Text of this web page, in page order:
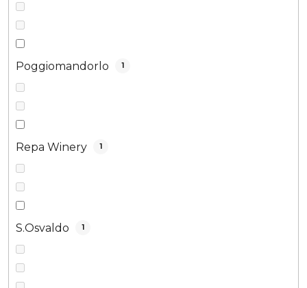
Poggiomandorlo 1
Repa Winery 1
S.Osvaldo 1